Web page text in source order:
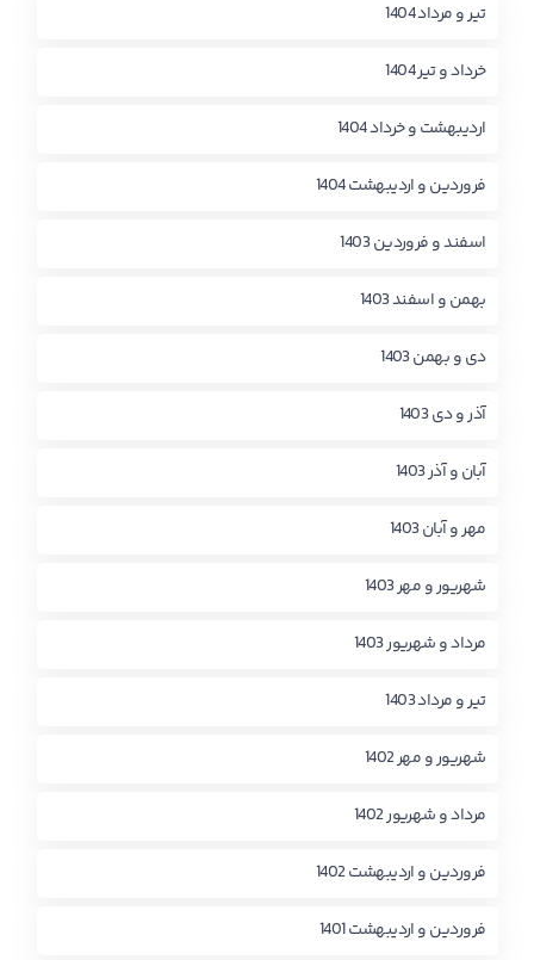
تیر و مرداد 1404
خرداد و تیر 1404
اردیبهشت و خرداد 1404
فروردین و اردیبهشت 1404
اسفند و فروردین 1403
بهمن و اسفند 1403
دی و بهمن 1403
آذر و دی 1403
آبان و آذر 1403
مهر و آبان 1403
شهریور و مهر 1403
مرداد و شهریور 1403
تیر و مرداد 1403
شهریور و مهر 1402
مرداد و شهریور 1402
فروردین و اردیبهشت 1402
فروردین و اردیبهشت 1401